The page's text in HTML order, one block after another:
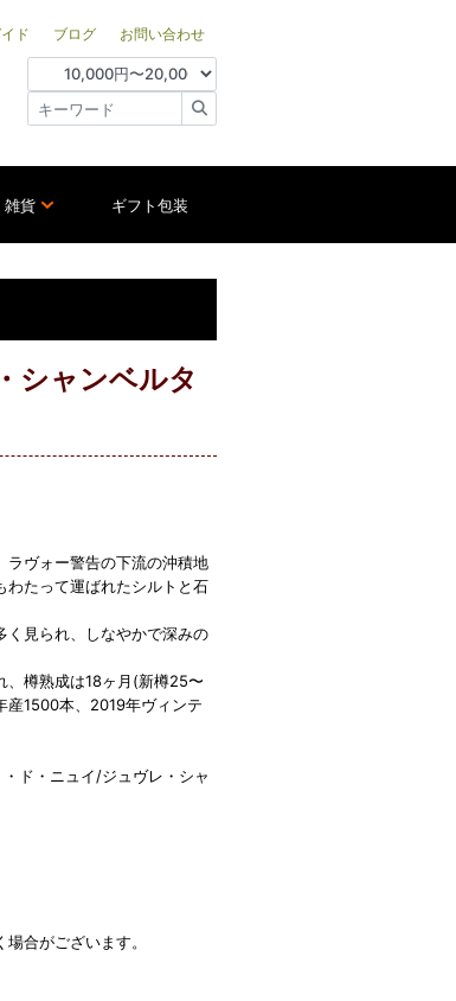
ド ブログ お問い合わせ
雑貨 ギフト包装
シャンベルタ
ラヴォー警告の下流の沖積地
わたって運ばれたシルトと石
く見られ、しなやかで深みの
、樽熟成は18ヶ月(新樽25〜
1500本、2019年ヴィンテ
ド・ニュイ/ジュヴレ・シャ
合がございます。